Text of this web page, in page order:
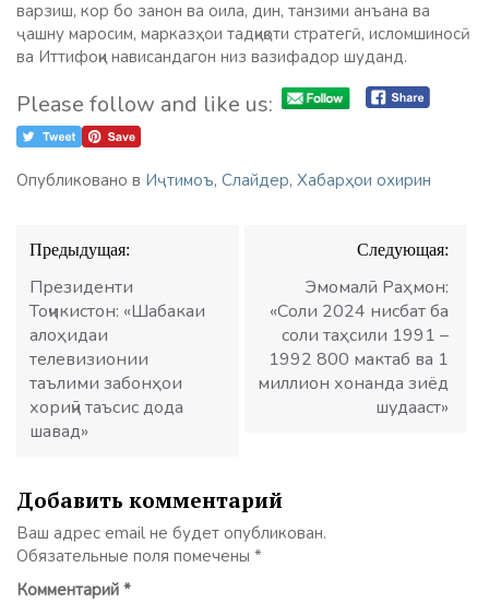
варзиш, кор бо занон ва оила, дин, танзими анъана ва
ҷашну маросим, марказҳои тадқиқоти стратегӣ, исломшиносӣ
ва Иттифоқи нависандагон низ вазифадор шуданд.
Please follow and like us:
Опубликовано в Иҷтимоъ, Слайдер, Хабарҳои охирин
Навигация
по
записям
Предыдущая:
Президенти
Тоҷикистон: «Шабакаи
алоҳидаи
телевизионии
таълими забонҳои
хориҷӣ таъсис дода
шавад»
Следующая:
Эмомалӣ Раҳмон:
«Соли 2024 нисбат ба
соли таҳсили 1991 –
1992 800 мактаб ва 1
миллион хонанда зиёд
шудааст»
Добавить комментарий
Ваш адрес email не будет опубликован.
Обязательные поля помечены *
Комментарий *